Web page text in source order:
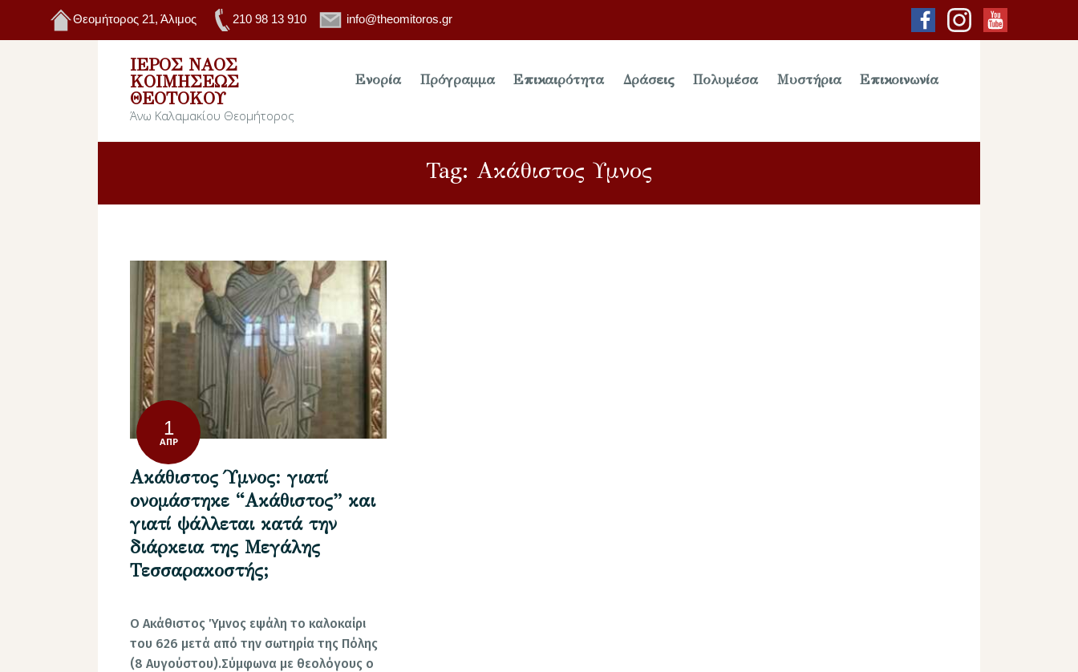
Θεομήτορος 21, Άλιμος 210 98 13 910 info@theomitoros.gr
ΙΕΡΌΣ ΝΑΌΣ
ΚΟΙΜΉΣΕΩΣ
ΘΕΟΤΌΚΟΥ
Άνω Καλαμακίου Θεομήτορος
Ενορία Πρόγραμμα Επικαιρότητα Δράσεις Πολυμέσα Μυστήρια Επικοινωνία
Tag: Ακάθιστος Υμνος
1
ΑΠΡ
Ακάθιστος Ύμνος: γιατί
ονομάστηκε “Ακάθιστος” και
γιατί ψάλλεται κατά την
διάρκεια της Μεγάλης
Τεσσαρακοστής;
Ο Ακάθιστος Ύμνος εψάλη το καλοκαίρι
του 626 μετά από την σωτηρία της Πόλης
(8 Αυγούστου).Σύμφωνα με θεολόγους ο